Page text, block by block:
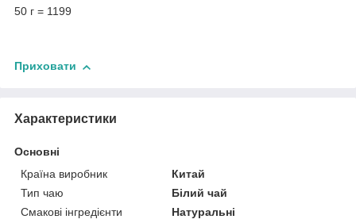
50 г = 1199
Приховати
Характеристики
Основні
Країна виробник
Китай
Тип чаю
Білий чай
Смакові інгредієнти
Натуральні